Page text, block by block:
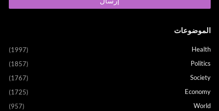
الموضوعات
Health
(1997)
Politics
(1857)
Society
(1767)
Economy
(1725)
World
(957)